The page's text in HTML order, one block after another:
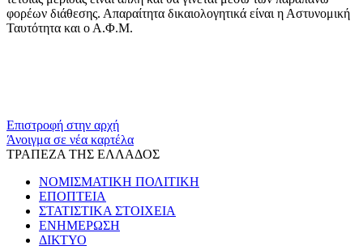
φορέων διάθεσης. Απαραίτητα δικαιολογητικά είναι η Αστυνομική
Ταυτότητα και ο Α.Φ.Μ.
Επιστροφή στην αρχή
Άνοιγμα σε νέα καρτέλα
ΤΡΑΠΕΖΑ ΤΗΣ ΕΛΛΑΔΟΣ
ΝΟΜΙΣΜΑΤΙΚΗ ΠΟΛΙΤΙΚΗ
ΕΠΟΠΤΕΙΑ
ΣΤΑΤΙΣΤΙΚΑ ΣΤΟΙΧΕΙΑ
ΕΝΗΜΕΡΩΣΗ
ΔΙΚΤΥΟ